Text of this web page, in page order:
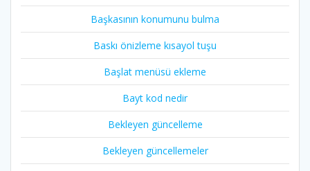
Başkasının konumunu bulma
Baskı önizleme kısayol tuşu
Başlat menüsü ekleme
Bayt kod nedir
Bekleyen güncelleme
Bekleyen güncellemeler